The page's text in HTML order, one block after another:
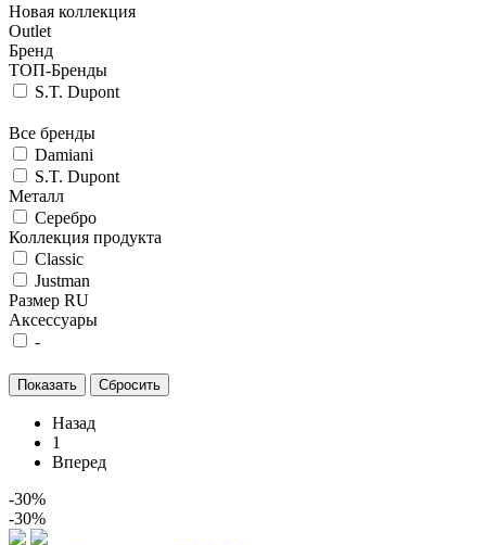
Новая коллекция
Outlet
Бренд
ТОП-Бренды
S.T. Dupont
Все бренды
Damiani
S.T. Dupont
Металл
Серебро
Коллекция продукта
Classic
Justman
Размер RU
Аксессуары
-
Назад
1
Вперед
-30%
-30%